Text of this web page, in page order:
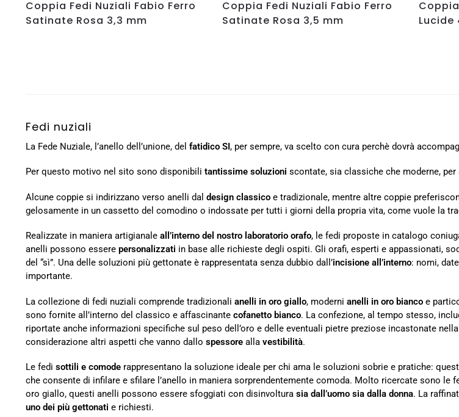
Coppia Fedi Nuziali Fabio Ferro
Satinate Rosa 3,3 mm
Coppia Fedi Nuziali Fabio Ferro
Satinate Rosa 3,5 mm
Lucide
Fedi nuziali
La Fede Nuziale, l’anello dell’unione, del fatidico SI, per sempre, va scelto con cura perchè dovrà
Per questo motivo nel sito sono disponibili tantissime soluzioni scontate, sia classiche che moderne,
Alcune coppie si indirizzano verso anelli dal design classicoe tradizionale, mentre altre coppie
gelosamente in un cassetto del comodino o indossate per tutti i giorni della propria vita, come vuole la
Realizzate in maniera artigianaleall’interno del nostro laboratorio orafo, le fedi proposte in catalogo
anelli possono essere personalizzati in base alle richieste degli ospiti. Gli orafi, esperti e appassionati,
del “sì”. Una delle soluzioni più gettonate è rappresentata senza dubbio dall’incisione all’interno: nomi,
importante.
La collezione di fedi nuziali comprende tradizionali anelli in oro giallo, moderni anelli in oro biancoe
sono fornite all’interno del classico e affascinante cofanetto bianco. La confezione, al tempo stesso,
riportate anche informazioni specifiche sul peso dell’oro e delle eventuali pietre preziose incastonate
considerazione altri aspetti che vanno dallo spessorealla vestibilità.
Le fedi sottili e comoderappresentano la soluzione ideale per chi ama le soluzioni sobrie e pratiche:
che consente di infilare e sfilare l’anello in maniera sorprendentemente comoda. Molto ricercate sono
oro giallo, questi anelli possono essere sfoggiati con disinvoltura sia dall’uomo sia dalla donna. La
uno dei più gettonati e richiesti.